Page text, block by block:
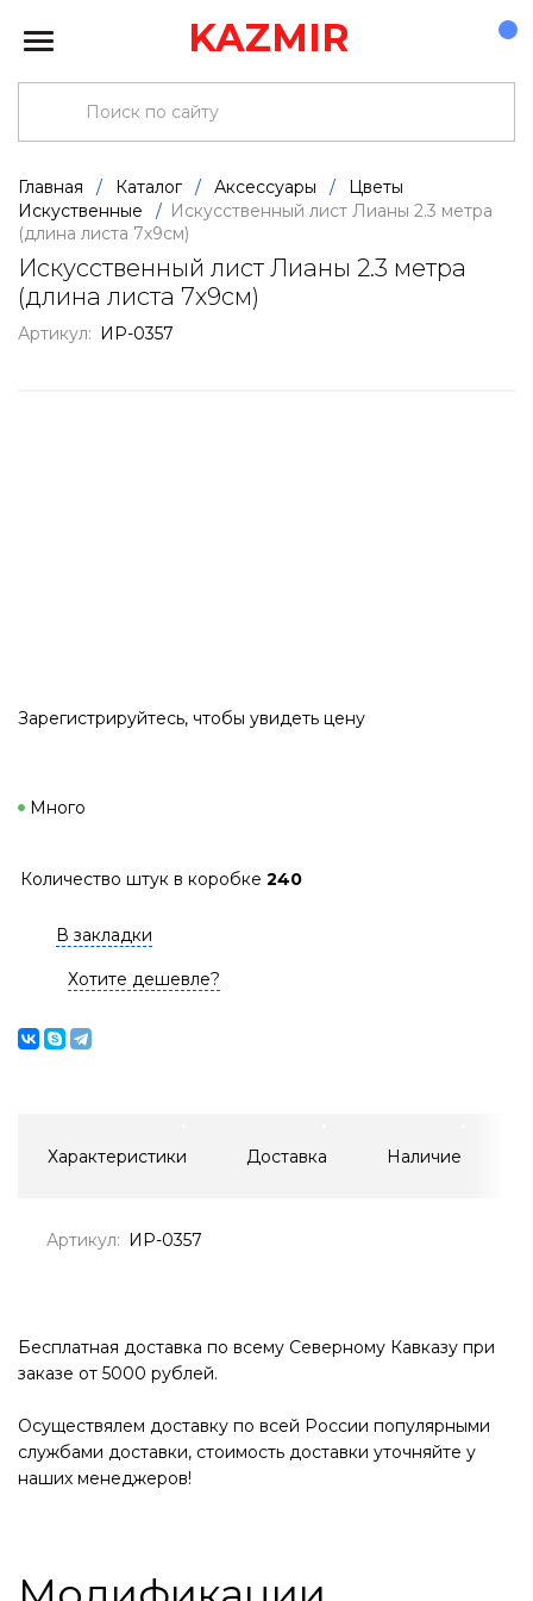
KAZMIR
Главная / Каталог / Аксессуары /
Цветы
Искуственные
/ Искусственный лист Лианы 2.3 метра
(длина листа 7х9см)
Искусственный лист Лианы 2.3 метра
(длина листа 7х9см)
Артикул: ИР-0357
Зарегистрируйтесь, чтобы увидеть цену
Много
Количество штук в коробке 240
В закладки
Хотите дешевле?
Характеристики Доставка Наличие
Артикул: ИР-0357
Бесплатная доставка по всему Северному Кавказу при
заказе от 5000 рублей.
Осуществялем доставку по всей России популярными
службами доставки, стоимость доставки уточняйте у
наших менеджеров!